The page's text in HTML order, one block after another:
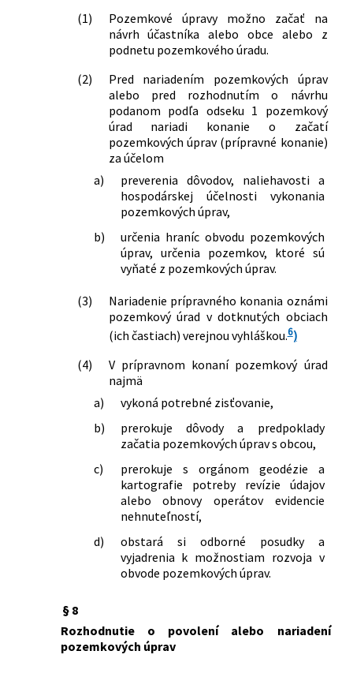
predpisov a o zmene zákona č.
170/2018 Z. z. o zájazdoch, spojených
službách cestovného ruchu, niektorých
podmienkach podnikania v cestovnom
ruchu a o zmene a doplnení niektorých
zákonov
211/2019 Z. z.
Zákon, ktorým sa mení a dopĺňa zákon
č. 305/2013 Z. z. o elektronickej podobe
výkonu pôsobnosti orgánov verejnej
moci a o zmene a doplnení niektorých
zákonov (zákon o e-Governmente) v
znení neskorších predpisov a ktorým sa
menia a dopĺňajú niektoré zákony
151/2021 Z. z.
Zákon, ktorým sa mení a dopĺňa zákon
č. 504/2003 Z. z. o nájme
poľnohospodárskych pozemkov,
lesných pozemkov a o zmene
niektorých zákonov v znení neskorších
predpisov a ktorým sa mení zákon
Slovenskej národnej rady č. 330/1991
Zb. o pozemkových úpravách,
pozemkových úradoch, pozemkovom
fonde a o pozemkových
spoločenstvách v znení neskorších
503/2021 Z. z.
Zákon, ktorým sa mení a dopĺňa zákon
č. 280/2017 Z. z. o poskytovaní podpory
a dotácie v pôdohospodárstve a rozvoji
z. o príspevku poskytovanom z
európskych štrukturálnych a
investičných fondov a o zmene a
neskorších predpisov a ktorým sa
dopĺňajú niektoré zákony
(1)
Pozemkové úpravy možno začať na
návrh účastníka alebo obce alebo z
podnetu pozemkového úradu.
(2)
Pred nariadením pozemkových úprav
alebo pred rozhodnutím o návrhu
podanom podľa odseku 1 pozemkový
úrad nariadi konanie o začatí
pozemkových úprav (prípravné konanie)
za účelom
a)
preverenia dôvodov, naliehavosti a
hospodárskej účelnosti vykonania
pozemkových úprav,
b)
určenia hraníc obvodu pozemkových
úprav, určenia pozemkov, ktoré sú
vyňaté z pozemkových úprav.
(3)
Nariadenie prípravného konania oznámi
pozemkový úrad v dotknutých obciach
(ich častiach) verejnou vyhláškou.6)
(4)
V prípravnom konaní pozemkový úrad
najmä
a)
vykoná potrebné zisťovanie,
b)
prerokuje dôvody a predpoklady
začatia pozemkových úprav s obcou,
c)
prerokuje s orgánom geodézie a
kartografie potreby revízie údajov
alebo obnovy operátov evidencie
nehnuteľností,
d)
obstará si odborné posudky a
vyjadrenia k možnostiam rozvoja v
obvode pozemkových úprav.
§ 8
Rozhodnutie o povolení alebo nariadení
pozemkových úprav